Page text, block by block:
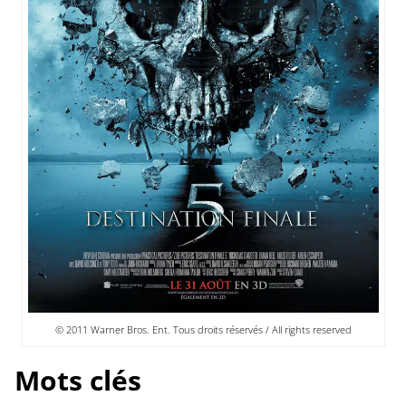
© 2011 Warner Bros. Ent. Tous droits réservés / All rights reserved
Mots clés